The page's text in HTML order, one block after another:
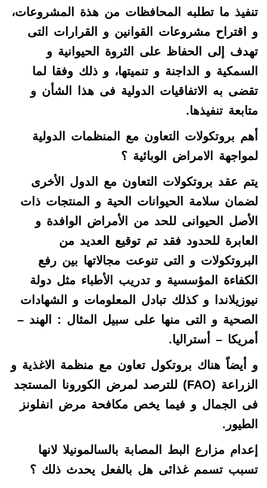
تنفيذ ما تطلبه المحافظات من هذة المشروعات،
و اقتراح مشروعات القوانين و القرارات التى
تهدف إلى الحفاظ على الثروة الحيوانية و
السمكية و الداجنة و تنميتها، و ذلك وفقا لما
تقضى به الاتفاقيات الدولية فى هذا الشأن و
متابعة تنفيذها.
أهم بروتكولات التعاون مع المنظمات الدولية
لمواجهة الامراض الوبائية ؟
يتم عقد بروتكولات التعاون مع الدول الأخرى
لضمان سلامة الحيوانات الحية و المنتجات ذات
الأصل الحيوانى للحد من الأمراض الوافدة و
العابرة للحدود فقد تم توقيع العديد من
البروتكولات و التى تنوعت مجالاتها بين رفع
الكفاءة المؤسسية و تدريب الأطباء مثل دولة
نيوزيلاندا و كذلك تبادل المعلومات و الشهادات
الصحية و التى منها على سبيل المثال : الهند –
أمريكا – أستراليا.
و أيضاً هناك بروتكول تعاون مع منظمة الاغذية و
الزراعة (FAO) للترصد لمرض الكورونا المستجد
فى الجمال و فيما يخص مكافحة مرض انفلونز
الطيور.
إعدام مزارع البط المصابة بالسالمونيلا لانها
تسبب تسمم غذائى هل بالفعل يحدث ذلك ؟